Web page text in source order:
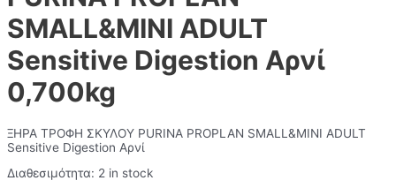
SMALL&MINI ADULT
Sensitive Digestion Αρνί
0,700kg
ΞΗΡΑ ΤΡΟΦΗ ΣΚΥΛΟΥ PURINA PROPLAN SMALL&MINI ADULT
Sensitive Digestion Αρνί
Διαθεσιμότητα: 2 in stock